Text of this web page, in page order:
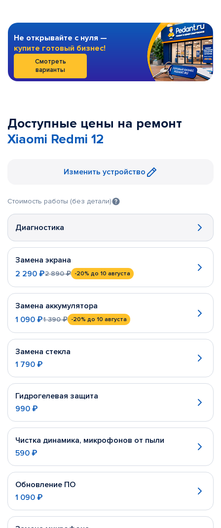
Не открывайте с нуля —
купите готовый бизнес!
Смотреть
варианты
Доступные цены на ремонт
Xiaomi Redmi 12
Изменить устройство
Стоимость работы (без детали)
Диагностика
Замена экрана
2 290 ₽2 890 ₽ -20% до 10 августа
Замена аккумулятора
1 090 ₽1 390 ₽ -20% до 10 августа
Замена стекла
1 790 ₽
Гидрогелевая защита
990 ₽
Чистка динамика, микрофонов от пыли
590 ₽
Обновление ПО
1 090 ₽